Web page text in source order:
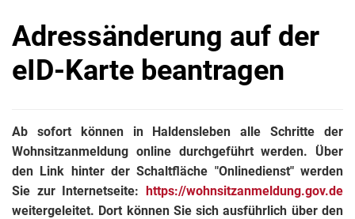
Adressänderung auf der
eID-Karte beantragen
Ab sofort können in Haldensleben alle Schritte der
Wohnsitzanmeldung online durchgeführt werden. Über
den Link hinter der Schaltfläche "Onlinedienst" werden
Sie zur Internetseite: https://wohnsitzanmeldung.gov.de
weitergeleitet. Dort können Sie sich ausführlich über den